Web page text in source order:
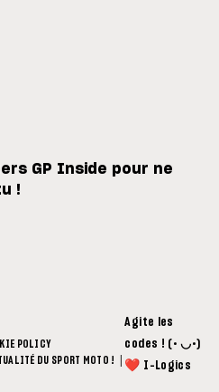
GP Inside pour ne
!
POLICY
DU SPORT MOTO ! |
Agite les
codes ! (• ◡•)
❤ I-Logics